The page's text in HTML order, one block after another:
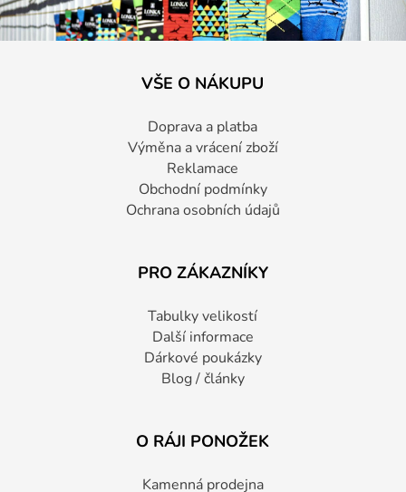
VŠE O NÁKUPU
Doprava a platba
Výměna a vrácení zboží
Reklamace
Obchodní podmínky
Ochrana osobních údajů
PRO ZÁKAZNÍKY
Tabulky velikostí
Další informace
Dárkové poukázky
Blog / články
O RÁJI PONOŽEK
Kamenná prodejna